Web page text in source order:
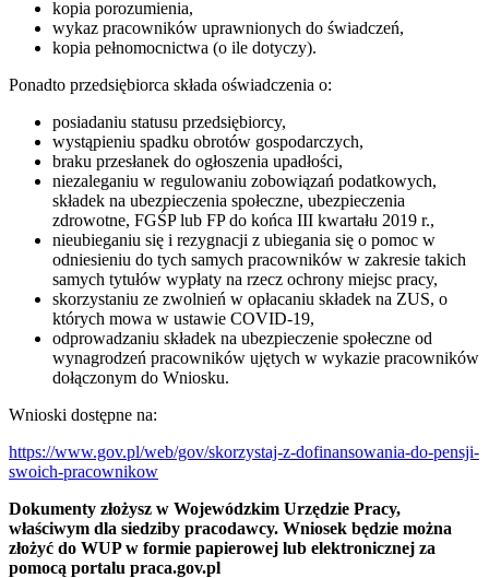
kopia porozumienia,
wykaz pracowników uprawnionych do świadczeń,
kopia pełnomocnictwa (o ile dotyczy).
Ponadto przedsiębiorca składa oświadczenia o:
posiadaniu statusu przedsiębiorcy,
wystąpieniu spadku obrotów gospodarczych,
braku przesłanek do ogłoszenia upadłości,
niezaleganiu w regulowaniu zobowiązań podatkowych,
składek na ubezpieczenia społeczne, ubezpieczenia
zdrowotne, FGŚP lub FP do końca III kwartału 2019 r.,
nieubieganiu się i rezygnacji z ubiegania się o pomoc w
odniesieniu do tych samych pracowników w zakresie takich
samych tytułów wypłaty na rzecz ochrony miejsc pracy,
skorzystaniu ze zwolnień w opłacaniu składek na ZUS, o
których mowa w ustawie COVID-19,
odprowadzaniu składek na ubezpieczenie społeczne od
wynagrodzeń pracowników ujętych w wykazie pracowników
dołączonym do Wniosku.
Wnioski dostępne na:
https://www.gov.pl/web/gov/skorzystaj-z-dofinansowania-do-pensji-
swoich-pracownikow
Dokumenty złożysz w Wojewódzkim Urzędzie Pracy,
właściwym dla siedziby pracodawcy. Wniosek będzie można
złożyć do WUP w formie papierowej lub elektronicznej za
pomocą portalu praca.gov.pl